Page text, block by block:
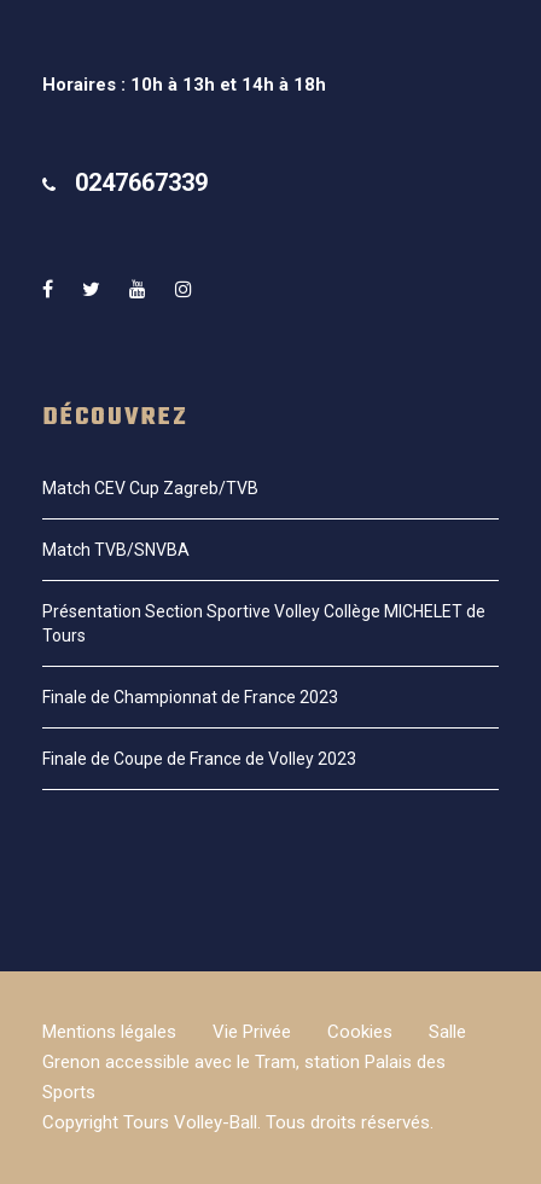
Horaires : 10h à 13h et 14h à 18h
0247667339
DÉCOUVREZ
Match CEV Cup Zagreb/TVB
Match TVB/SNVBA
Présentation Section Sportive Volley Collège MICHELET de
Tours
Finale de Championnat de France 2023
Finale de Coupe de France de Volley 2023
Mentions légales Vie Privée Cookies
Salle
Grenon accessible avec le Tram, station Palais des
Sports
Copyright Tours Volley-Ball. Tous droits réservés.